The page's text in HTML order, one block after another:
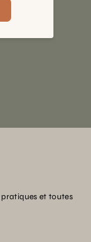
pratiques et toutes